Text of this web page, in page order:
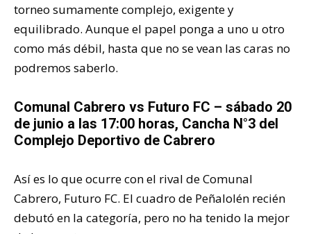
torneo sumamente complejo, exigente y
equilibrado. Aunque el papel ponga a uno u otro
como más débil, hasta que no se vean las caras no
podremos saberlo.
Comunal Cabrero vs Futuro FC – sábado 20
de junio a las 17:00 horas, Cancha N°3 del
Complejo Deportivo de Cabrero
Así es lo que ocurre con el rival de Comunal
Cabrero, Futuro FC. El cuadro de Peñalolén recién
debutó en la categoría, pero no ha tenido la mejor